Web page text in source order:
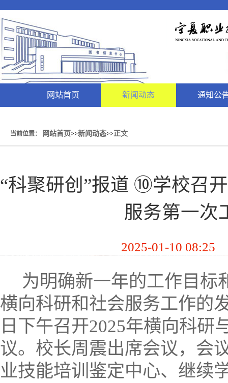
网站首页 新闻动态 通知公
当前位置： 网站首页>>新闻动态>>正文
“科聚研创”报道 ⑩学校召
服务第一次
2025-01-10 08:25
为明确新一年的工作目标
横向科研和社会服务工作的
日下午召开2025年横向科研
议。校长周震出席会议，会
业技能培训鉴定中心、继续